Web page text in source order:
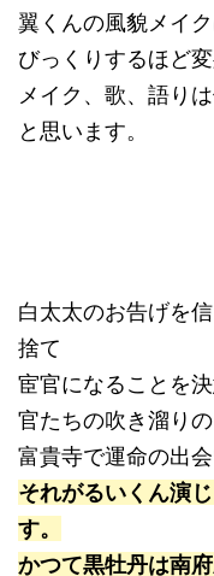
翼くんの風貌メイ
びっくりするほど
メイク、歌、語り
と思います。
白太太のお告げを
捨て
宦官になることを
官たちの吹き溜り
富貴寺で運命の出
それがるいくん演
す。
かつて黒牡丹は南